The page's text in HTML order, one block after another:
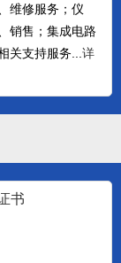
维修服务；仪
销售；集成电路
关支持服务...详
书